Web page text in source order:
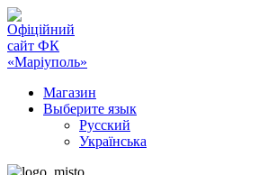
Магазин
Выберите язык
Русский
Українська